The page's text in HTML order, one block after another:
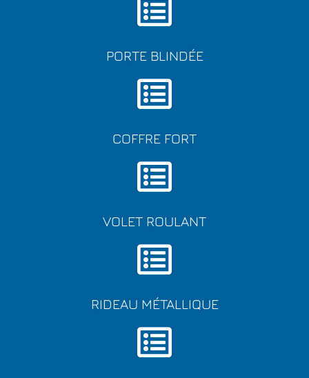
PORTE BLINDÉE
COFFRE FORT
VOLET ROULANT
RIDEAU MÉTALLIQUE